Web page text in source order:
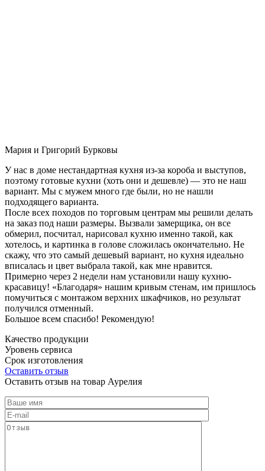
Мария и Григорий Бурковы
У нас в доме нестандартная кухня из-за короба и выступов,
поэтому готовые кухни (хоть они и дешевле) — это не наш
вариант. Мы с мужем много где были, но не нашли
подходящего варианта.
После всех походов по торговым центрам мы решили делать
на заказ под наши размеры. Вызвали замерщика, он все
обмерил, посчитал, нарисовал кухню именно такой, как
хотелось, и картинка в голове сложилась окончательно. Не
скажу, что это самый дешевый вариант, но кухня идеально
вписалась и цвет выбрала такой, как мне нравится.
Примерно через 2 недели нам установили нашу кухню-
красавицу! «Благодаря» нашим кривым стенам, им пришлось
помучиться с монтажом верхних шкафчиков, но результат
получился отменный.
Большое всем спасибо! Рекомендую!
Качество продукции
Уровень сервиса
Срок изготовления
Оставить отзыв
Оставить отзыв на товар Аурелия